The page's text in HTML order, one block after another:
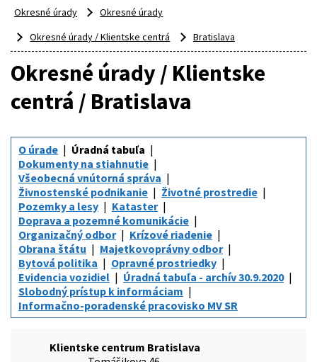
Okresné úrady
Okresné úrady
Okresné úrady / Klientske centrá
Bratislava
Okresné úrady / Klientske
centrá / Bratislava
O úrade
Úradná tabuľa
Dokumenty na stiahnutie
Všeobecná vnútorná správa
Živnostenské podnikanie
Životné prostredie
Pozemky a lesy
Kataster
Doprava a pozemné komunikácie
Organizačný odbor
Krízové riadenie
Obrana štátu
Majetkovoprávny odbor
Bytová politika
Opravné prostriedky
Evidencia vozidiel
Úradná tabuľa - archív 30.9.2020
Slobodný prístup k informáciam
Informačno-poradenské pracovisko MV SR
Klientske centrum Bratislava